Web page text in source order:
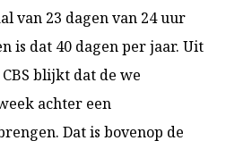
van 23 dagen van 24 uur
is dat 40 dagen per jaar. Uit
blijkt dat de we
achter een
Dat is bovenop de